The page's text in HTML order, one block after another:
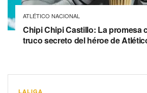
ATLÉTICO NACIONAL
Chipi Chipi Castillo: La promesa
truco secreto del héroe de
LALIGA